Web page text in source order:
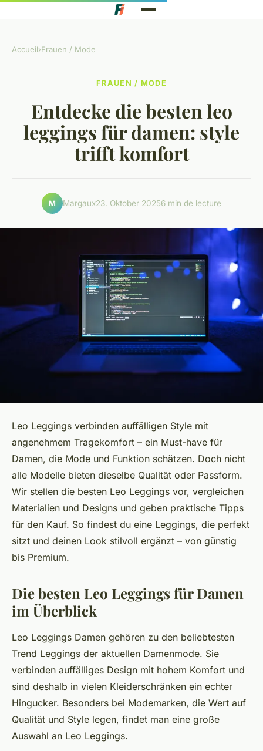
Accueil›Frauen / Mode
FRAUEN / MODE
Entdecke die besten leo
leggings für damen: style
trifft komfort
M Margaux23. Oktober 20256 min de lecture
Leo Leggings verbinden auffälligen Style mit
angenehmem Tragekomfort – ein Must-have für
Damen, die Mode und Funktion schätzen. Doch nicht
alle Modelle bieten dieselbe Qualität oder Passform.
Wir stellen die besten Leo Leggings vor, vergleichen
Materialien und Designs und geben praktische Tipps
für den Kauf. So findest du eine Leggings, die perfekt
sitzt und deinen Look stilvoll ergänzt – von günstig
bis Premium.
Die besten Leo Leggings für Damen
im Überblick
Leo Leggings Damen gehören zu den beliebtesten
Trend Leggings der aktuellen Damenmode. Sie
verbinden auffälliges Design mit hohem Komfort und
sind deshalb in vielen Kleiderschränken ein echter
Hingucker. Besonders bei Modemarken, die Wert auf
Qualität und Style legen, findet man eine große
Auswahl an Leo Leggings.